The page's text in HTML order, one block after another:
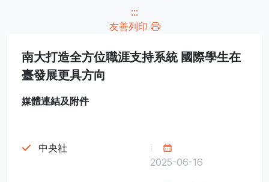
:::
友善列印
南大打造全方位職涯支持系統 國際學生在
臺發展更具方向
媒體連結及附件
中央社
2025-06-16